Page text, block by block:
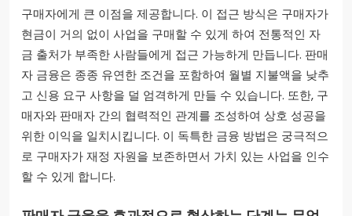
구매자에게 큰 이점을 제공합니다. 이 접근 방식은 구매자가
현금이 거의 없이 사업을 구매할 수 있게 하여 전통적인 자
금 출처가 부족한 사람들에게 접근 가능하게 만듭니다. 판매
자 금융은 종종 유연한 조건을 포함하여 월별 지불액을 낮추
고 신용 요구 사항을 덜 엄격하게 만들 수 있습니다. 또한, 구
매자와 판매자 간의 협력적인 관계를 조성하여 상호 성공을
위한 이익을 일치시킵니다. 이 독특한 금융 방법은 궁극적으
로 구매자가 재정 자원을 보존하면서 가치 있는 사업을 인수
할 수 있게 합니다.